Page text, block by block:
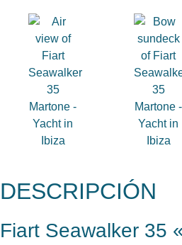
DESCRIPCIÓN
Fiart Seawalker 35